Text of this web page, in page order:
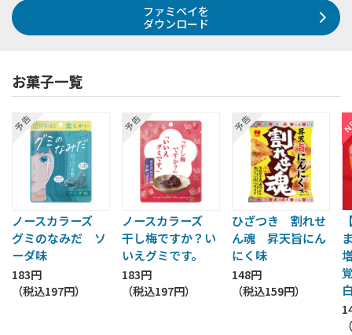
ファミペイを
ダウンロード
お菓子一覧
ノースカラーズ
グミのなみだ ソ
ーダ味
183円
（税込197円）
ノースカラーズ
干し梅ですか？い
いえグミです。
183円
（税込197円）
ひざつき 割れせ
ん魂 昇天旨にん
にく味
148円
（税込159円）